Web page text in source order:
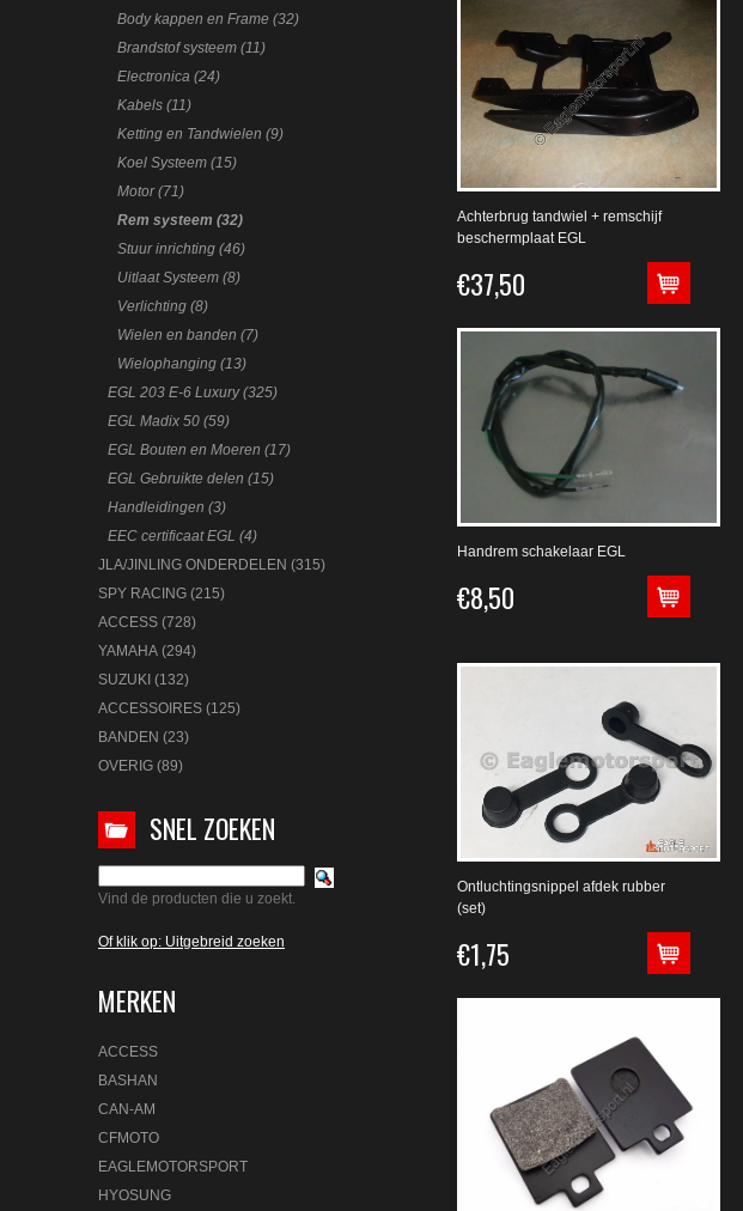
Achterbrug tandwiel + remschijf
beschermplaat EGL
€37,50
Handrem schakelaar EGL
€8,50
Ontluchtingsnippel afdek rubber
(set)
€1,75
Body kappen en Frame (32)
Brandstof systeem (11)
Electronica (24)
Kabels (11)
Ketting en Tandwielen (9)
Koel Systeem (15)
Motor (71)
Rem systeem (32)
Stuur inrichting (46)
Uitlaat Systeem (8)
Verlichting (8)
Wielen en banden (7)
Wielophanging (13)
EGL 203 E-6 Luxury (325)
EGL Madix 50 (59)
EGL Bouten en Moeren (17)
EGL Gebruikte delen (15)
Handleidingen (3)
EEC certificaat EGL (4)
JLA/JINLING ONDERDELEN (315)
SPY RACING (215)
ACCESS (728)
YAMAHA (294)
SUZUKI (132)
ACCESSOIRES (125)
BANDEN (23)
OVERIG (89)
SNEL ZOEKEN
Vind de producten die u zoekt.
Of klik op: Uitgebreid zoeken
MERKEN
ACCESS
BASHAN
CAN-AM
CFMOTO
EAGLEMOTORSPORT
HYOSUNG